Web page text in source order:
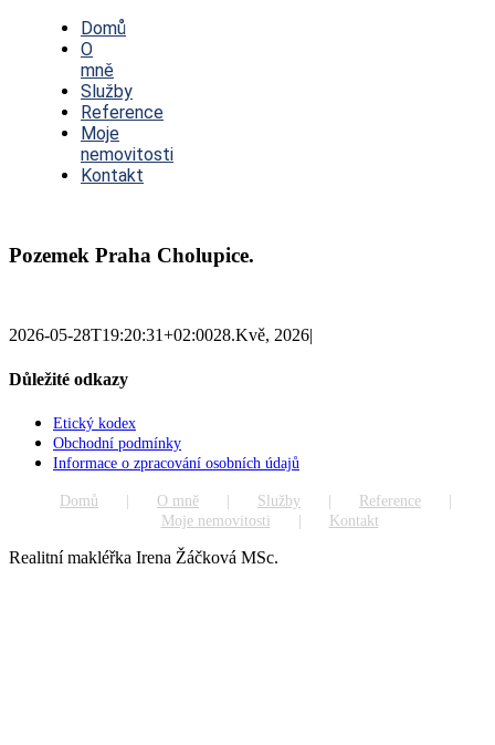
NavigationDomů
O
mně
Služby
Reference
Moje
nemovitosti
Kontakt
Pozemek Praha Cholupice.
2026-05-28T19:20:31+02:0028.Kvě, 2026|
Důležité odkazy
Etický kodex
Obchodní podmínky
Informace o zpracování osobních údajů
Domů O mně Služby
Reference
Moje nemovitosti
Kontakt
Realitní makléřka Irena Žáčková MSc.